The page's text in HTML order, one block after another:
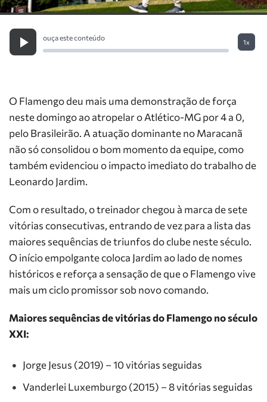
ouça este conteúdo
1x
O Flamengo deu mais uma demonstração de força
neste domingo ao atropelar o Atlético-MG por 4 a 0,
pelo Brasileirão. A atuação dominante no Maracanã
não só consolidou o bom momento da equipe, como
também evidenciou o impacto imediato do trabalho de
Leonardo Jardim.
Com o resultado, o treinador chegou à marca de sete
vitórias consecutivas, entrando de vez para a lista das
maiores sequências de triunfos do clube neste século.
O início empolgante coloca Jardim ao lado de nomes
históricos e reforça a sensação de que o Flamengo vive
mais um ciclo promissor sob novo comando.
Maiores sequências de vitórias do Flamengo no século
XXI:
Jorge Jesus (2019) – 10 vitórias seguidas
Vanderlei Luxemburgo (2015) – 8 vitórias seguidas